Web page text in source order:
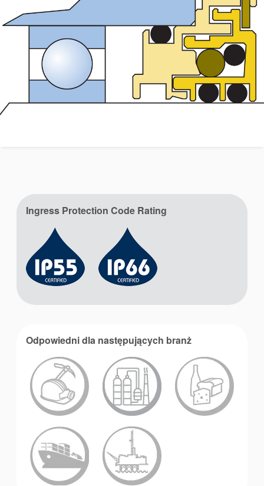
Akademia
przewodniki branżowe
broszury produktów
Ingress Protection Code Rating
Odpowiedni dla następujących branż